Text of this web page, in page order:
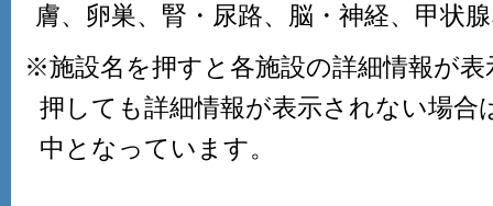
膚、卵巣、腎・尿路、脳・神経、甲状
※施設名を押すと各施設の詳細情報が
押しても詳細情報が表示されない場合
中となっています。